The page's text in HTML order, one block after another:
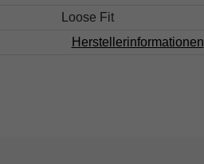
Loose Fit
Herstellerinformationen